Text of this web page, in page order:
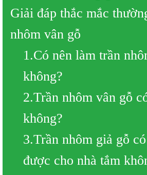
Giải đáp thắc mắc
nhôm vân gỗ
1.Có nên làm trần
không?
2.Trần nhôm vân gỗ
không?
3.Trần nhôm giả gỗ
được cho nhà tắm